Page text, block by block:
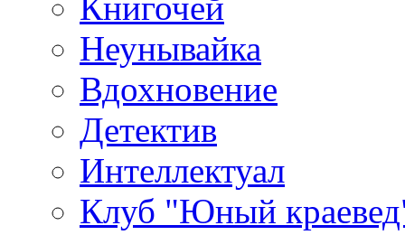
Неунывайка
Вдохновение
Детектив
Интеллектуал
Клуб "Юный